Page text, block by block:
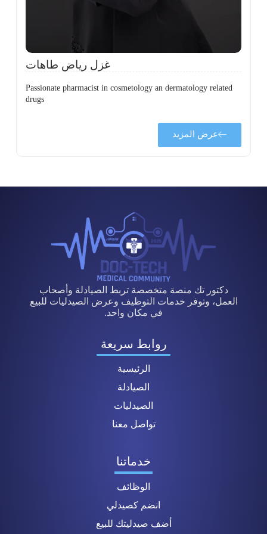
غزل رياض طاهات
Passionate pharmacist in cosmetology an dermatology related
drugs
عرض المزيد
دكتور تك منصة متخصصة تربط الصيادلة وأصحاب
العمل، وتوفر خدمات التوظيف وعرض الصيدليات للبيع
في مكان واحد.
روابط سريعة
الرئيسية
الصيادلة
الصيدليات
تواصل معنا
خدماتنا
الوظائف
انضم كصيدلي
أضف صيدليتك للبيع